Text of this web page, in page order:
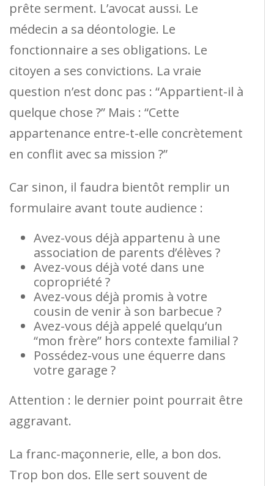
prête serment. L’avocat aussi. Le
médecin a sa déontologie. Le
fonctionnaire a ses obligations. Le
citoyen a ses convictions. La vraie
question n’est donc pas : “Appartient-il à
quelque chose ?” Mais : “Cette
appartenance entre-t-elle concrètement
en conflit avec sa mission ?”
Car sinon, il faudra bientôt remplir un
formulaire avant toute audience :
Avez-vous déjà appartenu à une
association de parents d’élèves ?
Avez-vous déjà voté dans une
copropriété ?
Avez-vous déjà promis à votre
cousin de venir à son barbecue ?
Avez-vous déjà appelé quelqu’un
“mon frère” hors contexte familial ?
Possédez-vous une équerre dans
votre garage ?
Attention : le dernier point pourrait être
aggravant.
La franc-maçonnerie, elle, a bon dos.
Trop bon dos. Elle sert souvent de